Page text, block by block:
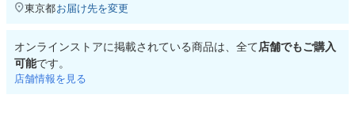
東京都お届け先を変更
オンラインストアに掲載されている商品は、全て店舗でもご購入
可能です。
店舗情報を見る